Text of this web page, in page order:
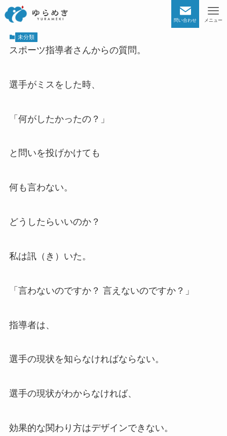
問い合わせ メニュー
未分類
スポーツ指導者さんからの質問。
選手がミスをした時、
「何がしたかったの？」
と問いを投げかけても
何も言わない。
どうしたらいいのか？
私は訊（き）いた。
「言わないのですか？ 言えないのですか？」
指導者は、
選手の現状を知らなければならない。
選手の現状がわからなければ、
効果的な関わり方はデザインできない。